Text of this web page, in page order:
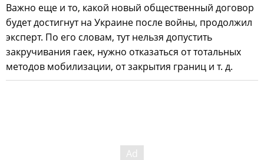
Важно еще и то, какой новый общественный договор
будет достигнут на Украине после войны, продолжил
эксперт. По его словам, тут нельзя допустить
закручивания гаек, нужно отказаться от тотальных
методов мобилизации, от закрытия границ и т. д.